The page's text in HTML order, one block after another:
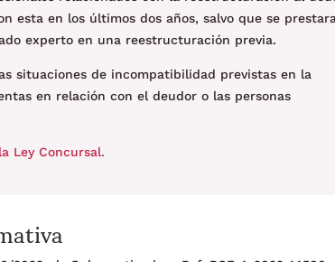
esta en los últimos dos años, salvo que se
experto en una reestructuración previa.
situaciones de incompatibilidad previstas en la
en relación con el deudor o las personas
Ley Concursal.